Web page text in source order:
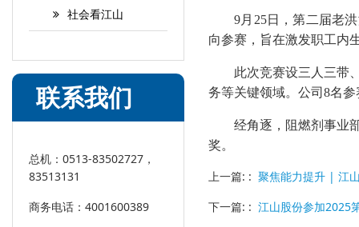
社会看江山
联系我们
总机：0513-83502727，
83513131
商务电话：4001600389
9月25日，第二届老
向参赛，旨在激发职工内
此次竞赛设三人三带
务等关键领域。公司 8名
经角逐，阻燃剂事业
奖。
上一篇: : 聚焦能力提升 | 江
下一篇: : 江山股份参加2025